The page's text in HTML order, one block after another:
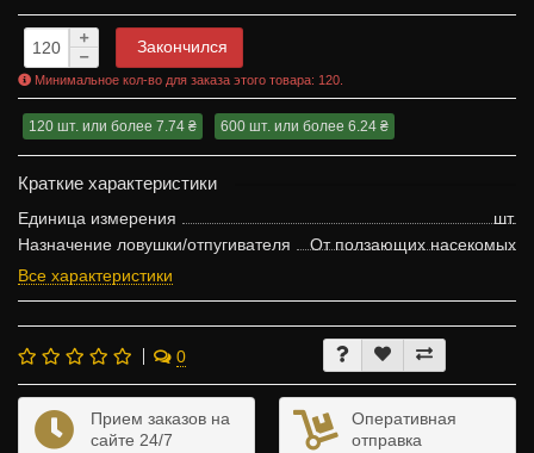
Закончился
Минимальное кол-во для заказа этого товара: 120.
120 шт. или более 7.74 ₴ 600 шт. или более 6.24 ₴
Краткие характеристики
Единица измерения
шт.
Назначение ловушки/отпугивателя
От ползающих насекомых
Все характеристики
0
Прием заказов на
сайте 24/7
Оперативная
отправка